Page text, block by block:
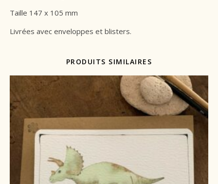
Taille 147 x 105 mm
Livrées avec enveloppes et blisters.
PRODUITS SIMILAIRES